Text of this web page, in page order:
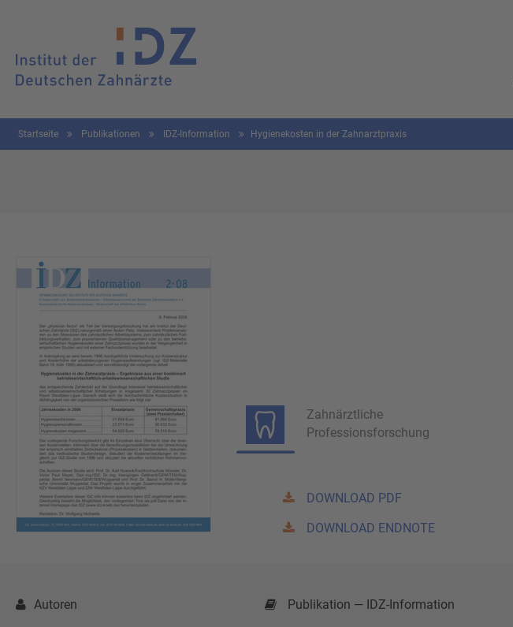
Startseite Publikationen IDZ-Information Hygienekosten in der Zahnarztpraxis
Zahnärztliche
Professionsforschung
DOWNLOAD PDF
DOWNLOAD ENDNOTE
Autoren Publikation — IDZ-Information